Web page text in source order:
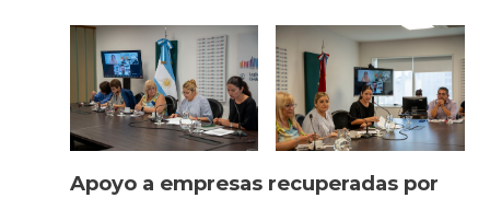
Apoyo a empresas recuperadas por